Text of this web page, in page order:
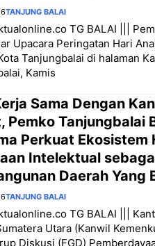
TANJUNG BALAI
TG BALAI |||
Upacara Peringatan Hari
Tanjungbalai di halaman
Kamis
Sama Dengan
Pemko Tanjungbalai
Perkuat Ekosistem
Intelektual
Daerah Yang
TANJUNG BALAI
TG BALAI |||
Utara (Kanwil
Diskusi (FGD)